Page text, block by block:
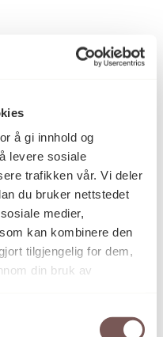
å gi innhold og
levere sosiale
trafikken vår. Vi deler
du bruker nettstedet
medier,
kan kombinere den
tilgjengelig for dem,
din bruk av